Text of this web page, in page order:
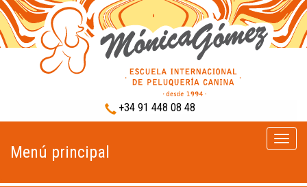
+34 91 448 08 48
Menú
Menú principal